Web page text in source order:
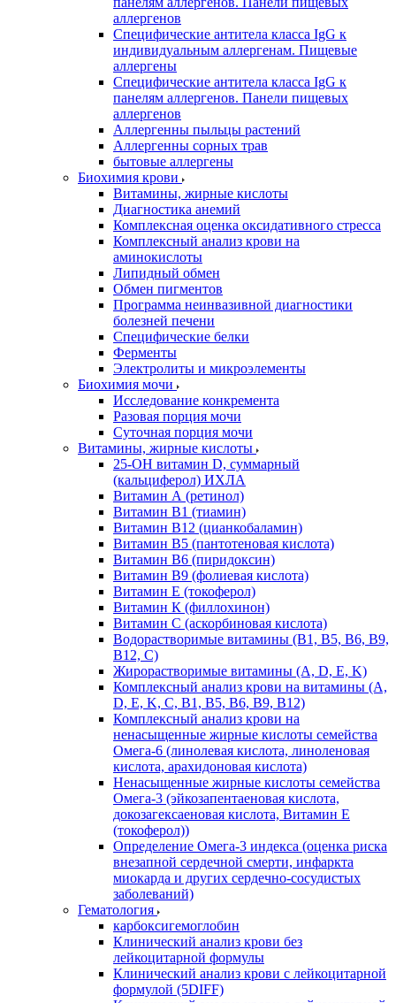
аллергенов
Специфические антитела класса IgG к
индивидуальным аллергенам. Пищевые
аллергены
Специфические антитела класса IgG к
панелям аллергенов. Панели пищевых
аллергенов
Аллергенны пыльцы растений
Аллергенны сорных трав
бытовые аллергены
Биохимия крови
Витамины, жирные кислоты
Диагностика анемий
Комплексная оценка оксидативного стресса
Комплексный анализ крови на
аминокислоты
Липидный обмен
Обмен пигментов
Программа неинвазивной диагностики
болезней печени
Специфические белки
Ферменты
Электролиты и микроэлементы
Биохимия мочи
Исследование конкремента
Разовая порция мочи
Суточная порция мочи
Витамины, жирные кислоты
25-OH витамин D, суммарный
(кальциферол) ИХЛА
Витамин А (ретинол)
Витамин В1 (тиамин)
Витамин В12 (цианкобаламин)
Витамин В5 (пантотеновая кислота)
Витамин В6 (пиридоксин)
Витамин В9 (фолиевая кислота)
Витамин Е (токоферол)
Витамин К (филлохинон)
Витамин С (аскорбиновая кислота)
Водорастворимые витамины (B1, B5, B6, В9,
В12, С)
Жирорастворимые витамины (A, D, E, K)
Комплексный анализ крови на витамины (A,
D, E, K, C, B1, B5, B6, В9, B12)
Комплексный анализ крови на
ненасыщенные жирные кислоты семейства
Омега-6 (линолевая кислота, линоленовая
кислота, арахидоновая кислота)
Ненасыщенные жирные кислоты семейства
Омега-3 (эйкозапентаеновая кислота,
докозагексаеновая кислота, Витамин E
(токоферол))
Определение Омега-3 индекса (оценка риска
внезапной сердечной смерти, инфаркта
миокарда и других сердечно-сосудистых
заболеваний)
Гематология
карбоксигемоглобин
Клинический анализ крови без
лейкоцитарной формулы
Клинический анализ крови с лейкоцитарной
формулой (5DIFF)